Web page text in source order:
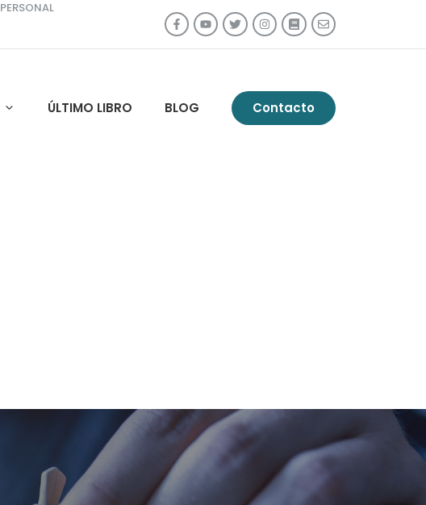
PERSONAL
ÚLTIMO LIBRO BLOG Contacto